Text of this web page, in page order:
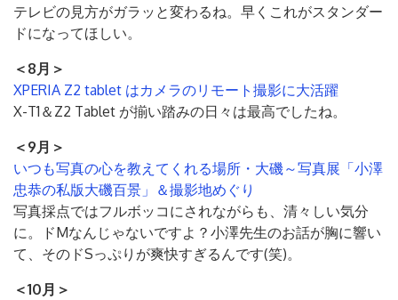
テレビの見方がガラッと変わるね。早くこれがスタンダー
ドになってほしい。
＜8月＞
XPERIA Z2 tablet はカメラのリモート撮影に大活躍
X-T1＆Z2 Tablet が揃い踏みの日々は最高でしたね。
＜9月＞
いつも写真の心を教えてくれる場所・大磯～写真展「小澤
忠恭の私版大磯百景」＆撮影地めぐり
写真採点ではフルボッコにされながらも、清々しい気分
に。ドMなんじゃないですよ？小澤先生のお話が胸に響い
て、そのドSっぷりが爽快すぎるんです(笑)。
＜10月＞